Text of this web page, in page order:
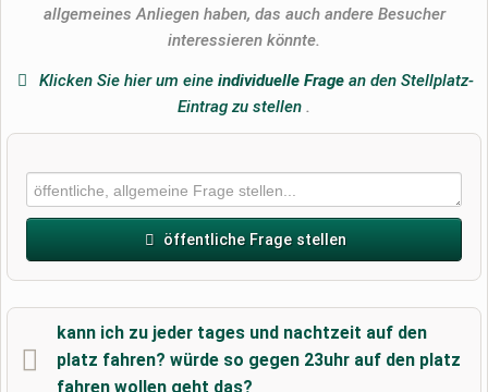
allgemeines Anliegen haben, das auch andere Besucher
interessieren könnte.
Klicken Sie hier um eineindividuelle Frage an den Stellplatz-
Eintrag zu stellen .
öffentliche Frage stellen
kann ich zu jeder tages und nachtzeit auf den
platz fahren? würde so gegen 23uhr auf den platz
fahren wollen geht das?